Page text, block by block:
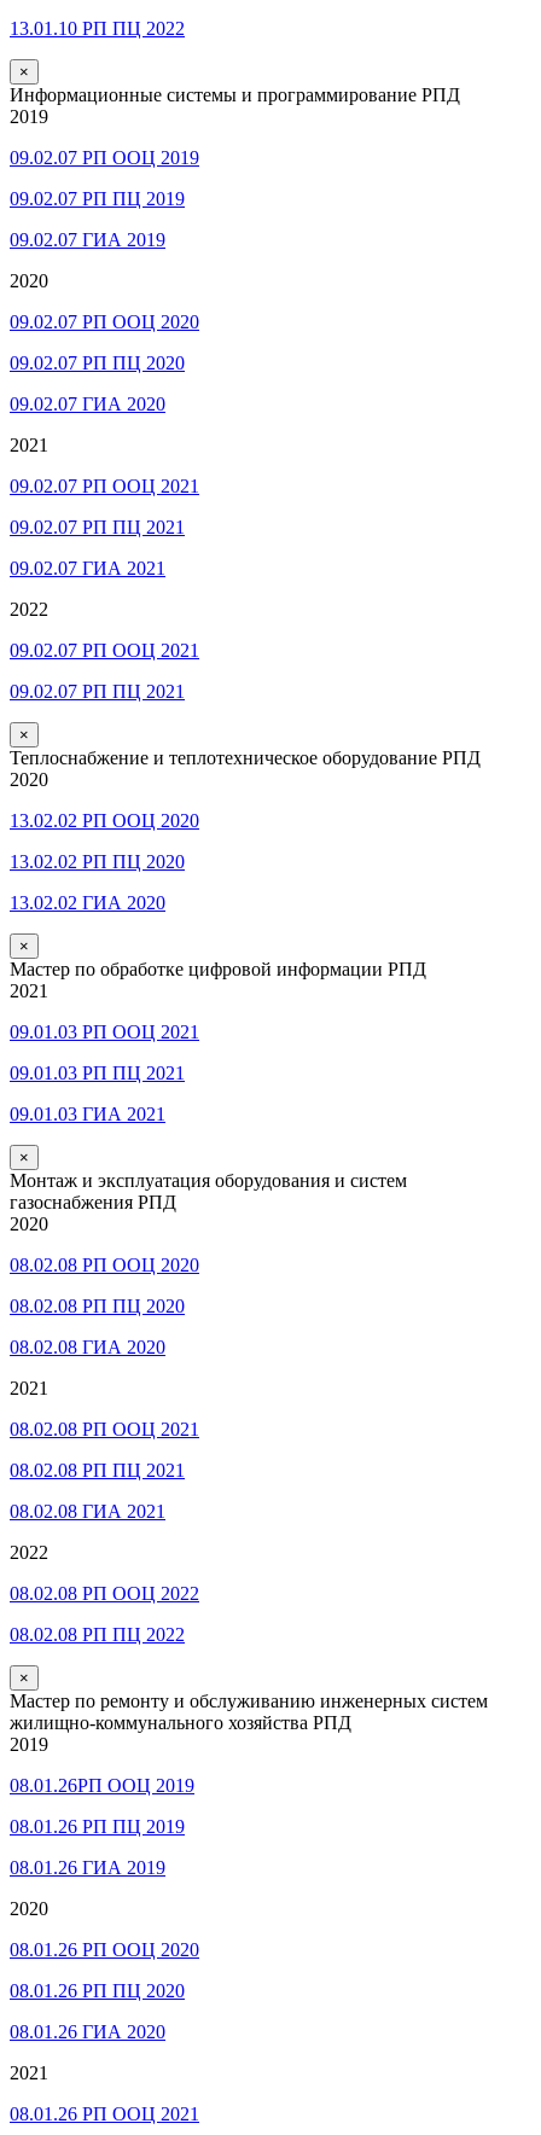
13.01.10 РП ПЦ 2022
×
Информационные системы и программирование РПД
2019
09.02.07 РП ООЦ 2019
09.02.07 РП ПЦ 2019
09.02.07 ГИА 2019
2020
09.02.07 РП ООЦ 2020
09.02.07 РП ПЦ 2020
09.02.07 ГИА 2020
2021
09.02.07 РП ООЦ 2021
09.02.07 РП ПЦ 2021
09.02.07 ГИА 2021
2022
09.02.07 РП ООЦ 2021
09.02.07 РП ПЦ 2021
×
Теплоснабжение и теплотехническое оборудование РПД
2020
13.02.02 РП ООЦ 2020
13.02.02 РП ПЦ 2020
13.02.02 ГИА 2020
×
Мастер по обработке цифровой информации РПД
2021
09.01.03 РП ООЦ 2021
09.01.03 РП ПЦ 2021
09.01.03 ГИА 2021
×
Монтаж и эксплуатация оборудования и систем
газоснабжения РПД
2020
08.02.08 РП ООЦ 2020
08.02.08 РП ПЦ 2020
08.02.08 ГИА 2020
2021
08.02.08 РП ООЦ 2021
08.02.08 РП ПЦ 2021
08.02.08 ГИА 2021
2022
08.02.08 РП ООЦ 2022
08.02.08 РП ПЦ 2022
×
Мастер по ремонту и обслуживанию инженерных систем
жилищно-коммунального хозяйства РПД
2019
08.01.26РП ООЦ 2019
08.01.26 РП ПЦ 2019
08.01.26 ГИА 2019
2020
08.01.26 РП ООЦ 2020
08.01.26 РП ПЦ 2020
08.01.26 ГИА 2020
2021
08.01.26 РП ООЦ 2021